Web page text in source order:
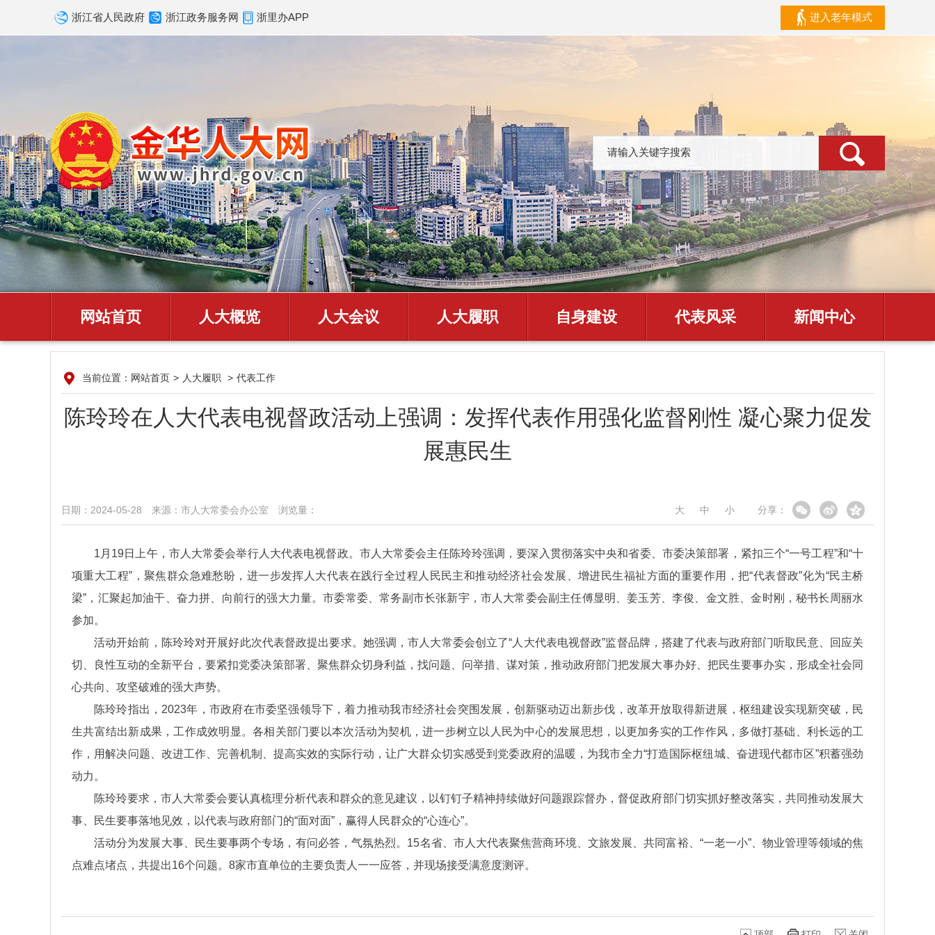
浙江省人民政府 浙江政务服务网 浙里办APP 进入老年模式
网站首页 人大概览 人大会议 人大履职 自身建设 代表风采 新闻中心
当前位置： 网站首页 > 人大履职 > 代表工作
陈玲玲在人大代表电视督政活动上强调：发挥代表作用强化监督刚性 凝心聚力促发
展惠民生
日期：2024-05-28 来源：​市人大常委会办公室 浏览量：​ 分享：
大 中 小
1月19日上午，市人大常委会举行人大代表电视督政。市人大常委会主任陈玲玲强调，要深入贯彻落实中央和省委、市委决策部署，紧扣三个“一号工程”和“十
项重大工程”，聚焦群众急难愁盼，进一步发挥人大代表在践行全过程人民民主和推动经济社会发展、增进民生福祉方面的重要作用，把“代表督政”化为“民主桥
梁”，汇聚起加油干、奋力拼、向前行的强大力量。市委常委、常务副市长张新宇，市人大常委会副主任傅显明、姜玉芳、李俊、金文胜、金时刚，秘书长周丽水
参加。
活动开始前，陈玲玲对开展好此次代表督政提出要求。她强调，市人大常委会创立了“人大代表电视督政”监督品牌，搭建了代表与政府部门听取民意、回应关
切、良性互动的全新平台，要紧扣党委决策部署、聚焦群众切身利益，找问题、问举措、谋对策，推动政府部门把发展大事办好、把民生要事办实，形成全社会同
心共向、攻坚破难的强大声势。
陈玲玲指出，2023年，市政府在市委坚强领导下，着力推动我市经济社会突围发展，创新驱动迈出新步伐，改革开放取得新进展，枢纽建设实现新突破，民
生共富结出新成果，工作成效明显。各相关部门要以本次活动为契机，进一步树立以人民为中心的发展思想，以更加务实的工作作风，多做打基础、利长远的工
作，用解决问题、改进工作、完善机制、提高实效的实际行动，让广大群众切实感受到党委政府的温暖，为我市全力“打造国际枢纽城、奋进现代都市区”积蓄强劲
动力。
陈玲玲要求，市人大常委会要认真梳理分析代表和群众的意见建议，以钉钉子精神持续做好问题跟踪督办，督促政府部门切实抓好整改落实，共同推动发展大
事、民生要事落地见效，以代表与政府部门的“面对面”，赢得人民群众的“心连心”。
活动分为发展大事、民生要事两个专场，有问必答，气氛热烈。15名省、市人大代表聚焦营商环境、文旅发展、共同富裕、“一老一小”、物业管理等领域的焦
点难点堵点，共提出16个问题。8家市直单位的主要负责人一一应答，并现场接受满意度测评。